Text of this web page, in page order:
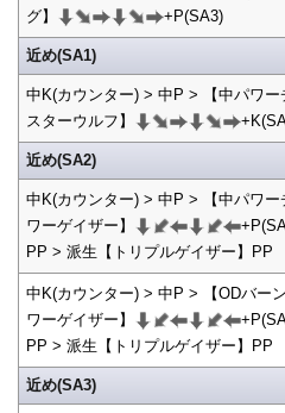
グ】
+P(SA3)
近め(SA1)
中K(カウンター) > 中P > 【中パワー
スターウルフ】
近め(SA2)
中K(カウンター) > 中P > 【中パワー
ワーゲイザー】
PP > 派生【トリプルゲイザー】PP
中K(カウンター) > 中P > 【ODバーン
ワーゲイザー】
PP > 派生【トリプルゲイザー】PP
近め(SA3)